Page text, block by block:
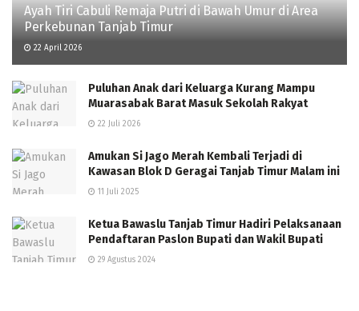
Ayah Tiri Cabuli Remaja Putri di Bawah Umur di Area
Perkebunan Tanjab Timur
22 April 2026
Puluhan Anak dari Keluarga Kurang Mampu
Muarasabak Barat Masuk Sekolah Rakyat
22 Juli 2026
Amukan Si Jago Merah Kembali Terjadi di
Kawasan Blok D Geragai Tanjab Timur Malam ini
11 Juli 2025
Ketua Bawaslu Tanjab Timur Hadiri Pelaksanaan
Pendaftaran Paslon Bupati dan Wakil Bupati
29 Agustus 2024